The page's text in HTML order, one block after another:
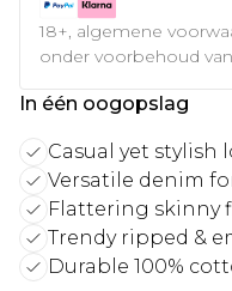
18+, algemene
onder voorbehoud
In één oogopslag
Casual yet stylish
Versatile denim
Flattering skinny
Trendy ripped &
Durable 100%